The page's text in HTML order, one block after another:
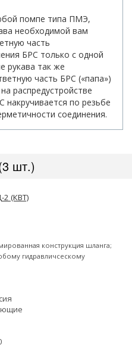
помпе типа ПМЭ,
необходимой вам
часть
БРС только с одной
рукава так же
часть БРС («папа»)
распредустройстве
по резьбе
соединения.
шт.)
2 (КВТ)
конструкция шланга;
гидравличсескому